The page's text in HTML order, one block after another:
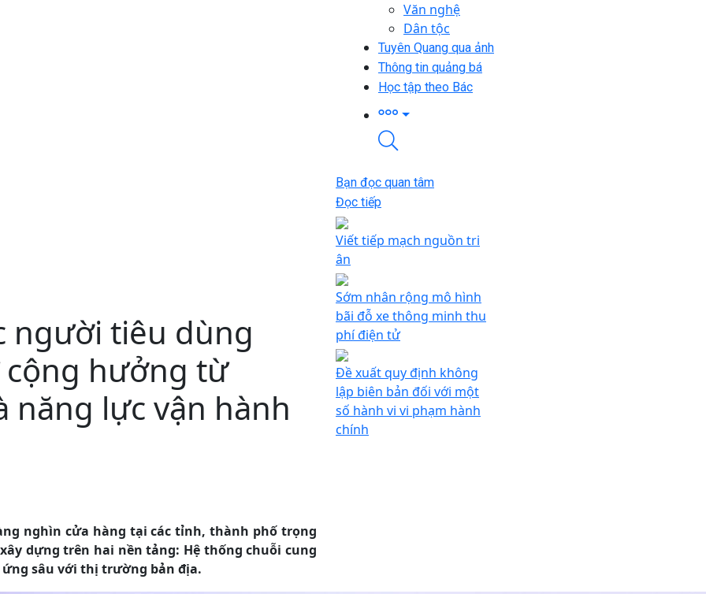
Văn nghệ
Dân tộc
Tuyên Quang qua ảnh
Thông tin quảng bá
Học tập theo Bác
người tiêu dùng
cộng hưởng từ
năng lực vận hành
nghìn cửa hàng tại các tỉnh, thành phố trọng
dựng trên hai nền tảng: Hệ thống chuỗi cung
sâu với thị trường bản địa.
Bạn đọc quan tâm
Đọc tiếp
Viết tiếp mạch nguồn tri
ân
Sớm nhân rộng mô hình
bãi đỗ xe thông minh thu
phí điện tử
Đề xuất quy định không
lập biên bản đối với một
số hành vi vi phạm hành
chính